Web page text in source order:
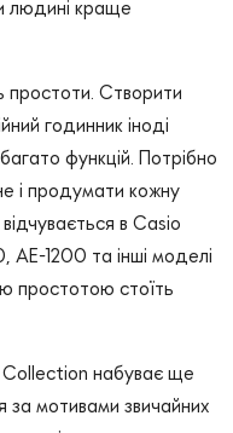
людині краще
простоти. Створити
годинник іноді
функцій. Потрібно
і продумати кожну
в Casio
1200 та інші моделі
простотою стоїть
Collection набуває ще
за мотивами звичайних